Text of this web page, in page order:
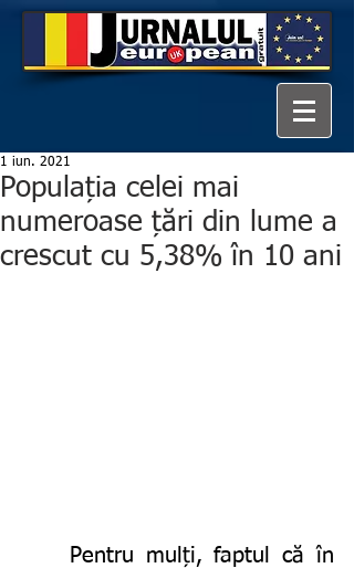
Populația celei mai
numeroase țări din lume a
crescut cu 5,38% în 10 ani
1 iun. 2021